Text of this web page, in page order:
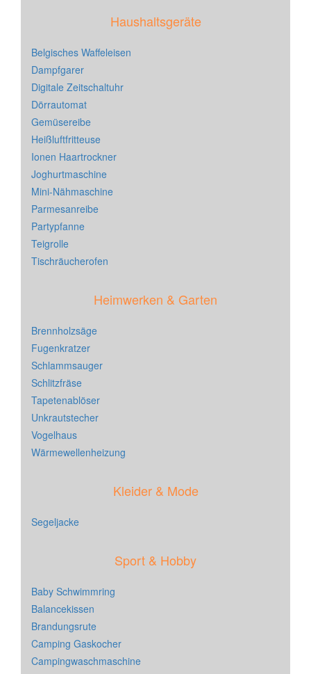
Haushaltsgeräte
Belgisches Waffeleisen
Dampfgarer
Digitale Zeitschaltuhr
Dörrautomat
Gemüsereibe
Heißluftfritteuse
Ionen Haartrockner
Joghurtmaschine
Mini-Nähmaschine
Parmesanreibe
Partypfanne
Teigrolle
Tischräucherofen
Heimwerken & Garten
Brennholzsäge
Fugenkratzer
Schlammsauger
Schlitzfräse
Tapetenablöser
Unkrautstecher
Vogelhaus
Wärmewellenheizung
Kleider & Mode
Segeljacke
Sport & Hobby
Baby Schwimmring
Balancekissen
Brandungsrute
Camping Gaskocher
Campingwaschmaschine